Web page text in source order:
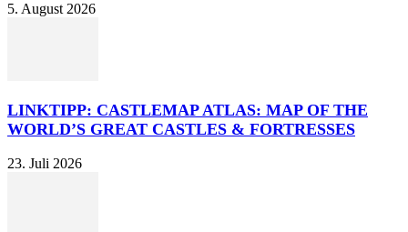
5. August 2026
LINKTIPP: CASTLEMAP ATLAS: MAP OF THE
WORLD’S GREAT CASTLES & FORTRESSES
23. Juli 2026